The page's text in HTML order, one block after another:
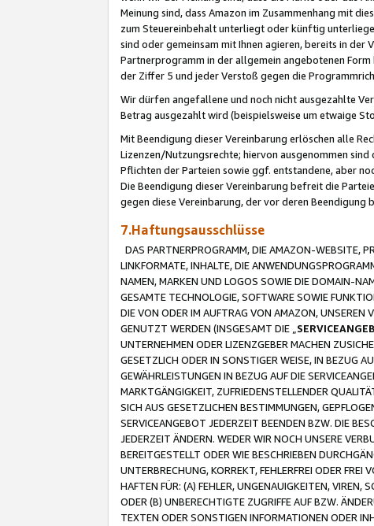
Meinung sind, dass Amazon im Zusammenhang mit
zum Steuereinbehalt unterliegt oder künftig
sind oder gemeinsam mit Ihnen agieren, bereits in der
Partnerprogramm in der allgemein angebotenen
der Ziffer 5 und jeder Verstoß gegen die
Wir dürfen angefallene und noch nicht ausgezahlte
Betrag ausgezahlt wird (beispielsweise um etwaige
Mit Beendigung dieser Vereinbarung erlöschen alle
Lizenzen/Nutzungsrechte; hiervon ausgenommen
Pflichten der Parteien sowie ggf. entstandene, aber
Die Beendigung dieser Vereinbarung befreit die
gegen diese Vereinbarung, der vor deren Beendigung
7.Haftungsausschlüsse
DAS PARTNERPROGRAMM, DIE AMAZON-WEBSITE,
LINKFORMATE, INHALTE, DIE
NAMEN, MARKEN UND LOGOS SOWIE DIE DOMAIN-
GESAMTE TECHNOLOGIE, SOFTWARE SOWIE
DIE VON ODER IM AUFTRAG VON AMAZON, UNSEREN
GENUTZT WERDEN (INSGESAMT DIE „
UNTERNEHMEN ODER LIZENZGEBER MACHEN
GESETZLICH ODER IN SONSTIGER WEISE, IN BEZUG
GEWÄHRLEISTUNGEN IN BEZUG AUF DIE
MARKTGÄNGIGKEIT, ZUFRIEDENSTELLENDER
SICH AUS GESETZLICHEN BESTIMMUNGEN,
SERVICEANGEBOT JEDERZEIT BEENDEN BZW. DIE
JEDERZEIT ÄNDERN. WEDER WIR NOCH UNSERE
BEREITGESTELLT ODER WIE BESCHRIEBEN
UNTERBRECHUNG, KORREKT, FEHLERFREI ODER
HAFTEN FÜR: (A) FEHLER, UNGENAUIGKEITEN, VIREN,
ODER (B) UNBERECHTIGTE ZUGRIFFE AUF BZW.
TEXTEN ODER SONSTIGEN INFORMATIONEN ODER